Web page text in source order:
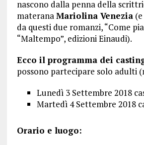
nascono dalla penna della
materanaMariolina Venezia(e
da questi due romanzi, “Come
“Maltempo”, edizioni Einaudi).
Ecco il programma dei
possono partecipare solo adulti
Lunedì 3 Settembre 2018
Martedì 4 Settembre 2018
Orario e luogo: